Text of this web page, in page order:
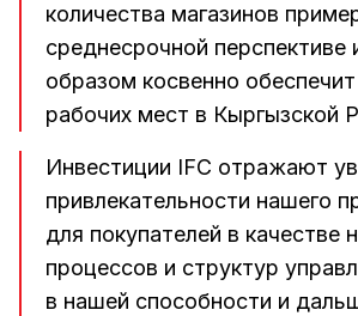
количества магазинов
среднесрочной перспективе
образом косвенно
рабочих мест в Кыргызской
Инвестиции IFC отражают
привлекательности нашего
для покупателей в качестве
процессов и структур
в нашей способности и